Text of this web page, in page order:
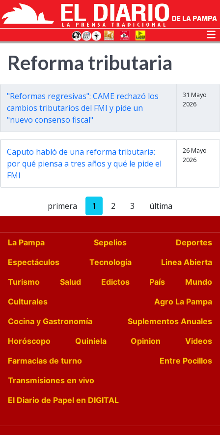
Reforma tributaria
"Reformas regresivas": CAME rechazó los
cambios tributarios del FMI y pide un
"nuevo consenso fiscal"
31 Mayo
2026
Caputo habló de una reforma tributaria:
por qué piensa a tres años y qué le pide el
FMI
26 Mayo
2026
primera 1 2 3 última
La Pampa Sepelios
Deportes
Espectáculos
Tecnología
Linea Abierta
Turismo
Salud Edictos País
Mundo
Culturales
Agro La Pampa
Cocina y Gastronomía
Suplementos Anuales
Horóscopo
Quiniela Opinion
Videos
Farmacias de turno
Entre Pocillos
Transmisiones en vivo
El Diario de Papel en DIGITAL